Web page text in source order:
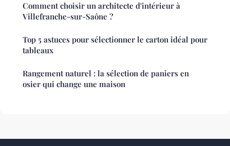
Comment choisir un architecte d'intérieur à
Villefranche-sur-Saône ?
Top 5 astuces pour sélectionner le carton idéal pour
tableaux
Rangement naturel : la sélection de paniers en
osier qui change une maison